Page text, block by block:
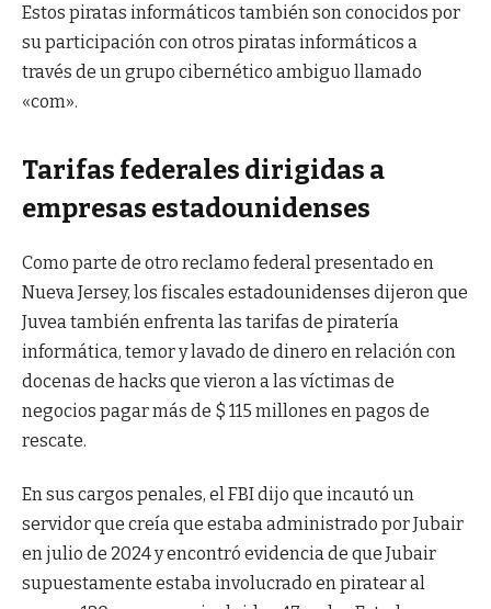
Estos piratas informáticos también son conocidos por
su participación con otros piratas informáticos a
través de un grupo cibernético ambiguo llamado
«com».
Tarifas federales dirigidas a
empresas estadounidenses
Como parte de otro reclamo federal presentado en
Nueva Jersey, los fiscales estadounidenses dijeron que
Juvea también enfrenta las tarifas de piratería
informática, temor y lavado de dinero en relación con
docenas de hacks que vieron a las víctimas de
negocios pagar más de $ 115 millones en pagos de
rescate.
En sus cargos penales, el FBI dijo que incautó un
servidor que creía que estaba administrado por Jubair
en julio de 2024 y encontró evidencia de que Jubair
supuestamente estaba involucrado en piratear al